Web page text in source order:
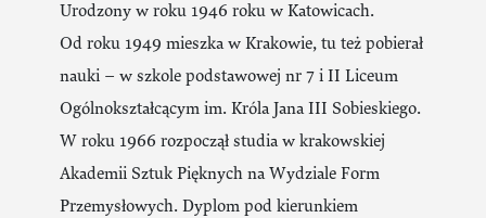
Urodzony w roku 1946 roku w Katowicach.
Od roku 1949 mieszka w Krakowie, tu też pobierał
nauki – w szkole podstawowej nr 7 i II Liceum
Ogólnokształcącym im. Króla Jana III Sobieskiego.
W roku 1966 rozpoczął studia w krakowskiej
Akademii Sztuk Pięknych na Wydziale Form
Przemysłowych. Dyplom pod kierunkiem